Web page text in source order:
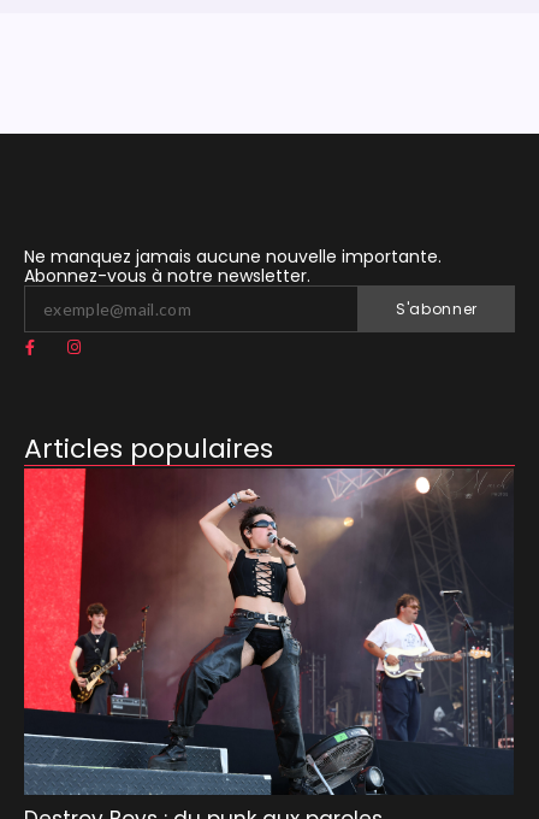
Ne manquez jamais aucune nouvelle importante.
Abonnez-vous à notre newsletter.
S'abonner
Articles populaires